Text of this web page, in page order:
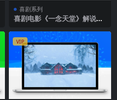
喜剧系列
喜剧电影《一念天堂》解说文
VIP